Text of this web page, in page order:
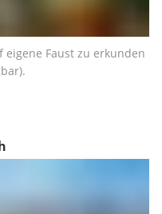
eigene Faust zu erkunden